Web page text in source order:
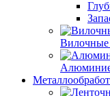
Вилочные